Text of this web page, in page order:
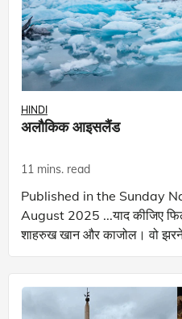
HINDI
अलौकिक आइसलैंड
11 mins. read
Published in the Sunday
August 2025 ...याद कीजिए फिल्म दिलवाले में गेरुआ वाले गीत में
शाहरुख खान और काजोल। वो
समुद्र तट... हाल ही में मुझे ए